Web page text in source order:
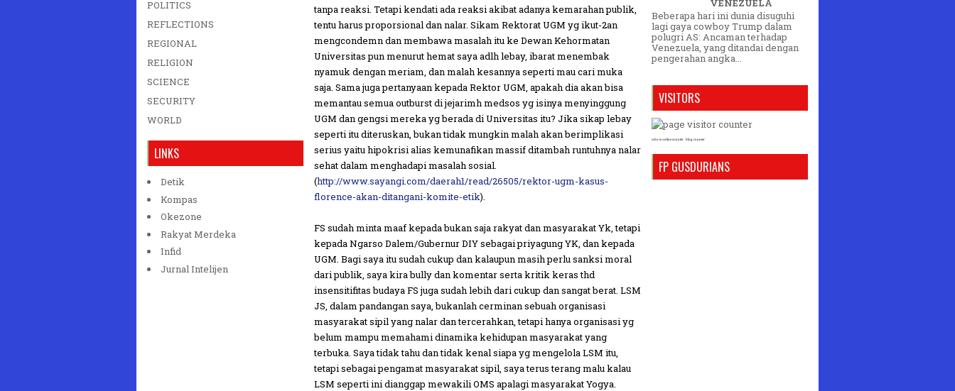
tanpa reaksi. Tetapi kendati ada reaksi akibat adanya kemarahan publik,
tentu harus proporsional dan nalar. Sikam Rektorat UGM yg ikut-2an
mengcondemn dan membawa masalah itu ke Dewan Kehormatan
Universitas pun menurut hemat saya adlh lebay, ibarat menembak
nyamuk dengan meriam, dan malah kesannya seperti mau cari muka
saja. Sama juga pertanyaan kepada Rektor UGM, apakah dia akan bisa
memantau semua outburst di jejarimh medsos yg isinya menyinggung
UGM dan gengsi mereka yg berada di Universitas itu? Jika sikap lebay
seperti itu diteruskan, bukan tidak mungkin malah akan berimplikasi
serius yaitu hipokrisi alias kemunafikan massif ditambah runtuhnya nalar
sehat dalam menghadapi masalah sosial.
(http://www.sayangi.com/daerah1/read/26505/rektor-ugm-kasus-
florence-akan-ditangani-komite-etik).
FS sudah minta maaf kepada bukan saja rakyat dan masyarakat Yk, tetapi
kepada Ngarso Dalem/Gubernur DIY sebagai priyagung YK, dan kepada
UGM. Bagi saya itu sudah cukup dan kalaupun masih perlu sanksi moral
dari publik, saya kira bully dan komentar serta kritik keras thd
insensitifitas budaya FS juga sudah lebih dari cukup dan sangat berat. LSM
JS, dalam pandangan saya, bukanlah cerminan sebuah organisasi
masyarakat sipil yang nalar dan tercerahkan, tetapi hanya organisasi yg
belum mampu memahami dinamika kehidupan masyarakat yang
terbuka. Saya tidak tahu dan tidak kenal siapa yg mengelola LSM itu,
tetapi sebagai pengamat masyarakat sipil, saya terus terang malu kalau
LSM seperti ini dianggap mewakili OMS apalagi masyarakat Yogya.
POLITICS
REFLECTIONS
REGIONAL
RELIGION
SCIENCE
SECURITY
WORLD
LINKS
Detik
Kompas
Okezone
Rakyat Merdeka
Infid
Jurnal Intelijen
VENEZUELA
Beberapa hari ini dunia disuguhi
lagi gaya cowboy Trump dalam
polugri AS: Ancaman terhadap
Venezuela, yang ditandai dengan
pengerahan angka...
VISITORS
who is online counter blog counter
FP GUSDURIANS